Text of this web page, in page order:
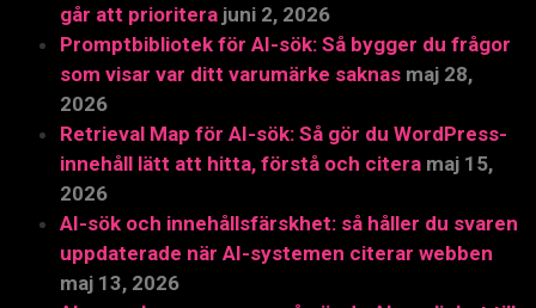
går att prioritera juni 2, 2026
Promptbibliotek för AI-sök: Så bygger du frågor
som visar var ditt varumärke saknas maj 28,
2026
Retrieval Map för AI-sök: Så gör du WordPress-
innehåll lätt att hitta, förstå och citera maj 15,
2026
AI-sök och innehållsfärskhet: så håller du svaren
uppdaterade när AI-systemen citerar webben
maj 13, 2026